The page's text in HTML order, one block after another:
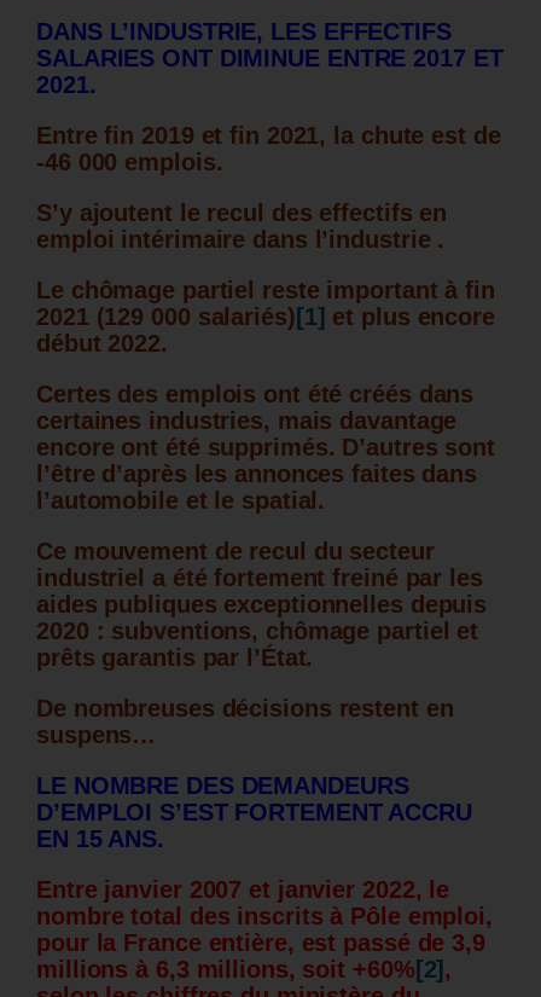
DANS L’INDUSTRIE, LES EFFECTIFS
SALARIES ONT DIMINUE ENTRE 2017 ET
2021.
Entre fin 2019 et fin 2021, la chute est de
-46 000 emplois.
S’y ajoutent le recul des effectifs en
emploi intérimaire dans l’industrie .
Le chômage partiel reste important à fin
2021 (129 000 salariés) [1] et plus encore
début 2022.
Certes des emplois ont été créés dans
certaines industries, mais davantage
encore ont été supprimés. D’autres sont
l’être d’après les annonces faites dans
l’automobile et le spatial.
Ce mouvement de recul du secteur
industriel a été fortement freiné par les
aides publiques exceptionnelles depuis
2020 : subventions, chômage partiel et
prêts garantis par l’État.
De nombreuses décisions restent en
suspens…
LE NOMBRE DES DEMANDEURS
D’EMPLOI S’EST FORTEMENT ACCRU
EN 15 ANS.
Entre janvier 2007 et janvier 2022, le
nombre total des inscrits à Pôle emploi,
pour la France entière, est passé de 3,9
millions à 6,3 millions, soit +60% [2] ,